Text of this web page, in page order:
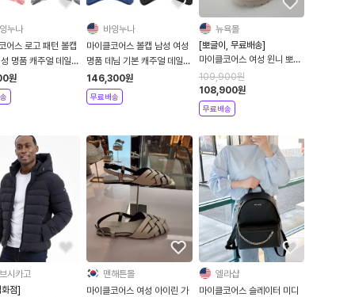
누나
어스 로고 패턴 볼캡
명품 캐주얼 데일리
캡모자
원
바잉누나
마이클코어스 볼캡 남성 여성
명품 데님 기본 캐주얼 데일리
야구모자 캡모자
146,300원
무료배송
뉴욕몰
[뽀글이, 무료배송]
마이클코어스 여성 윈니 뽀글
이 셰르파 부츠
109,900원
108,900원
무료배송
시카고
점]
맨해튼몰
마이클코어스 여성 아이린 가
엘라샵
마이클코어스 슬레이터 미디